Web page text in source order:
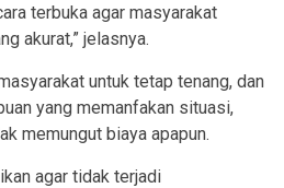
terbuka agar masyarakat
akurat,” jelasnya.
untuk tetap tenang, dan
yang memanfakan situasi,
memungut biaya apapun.
agar tidak terjadi